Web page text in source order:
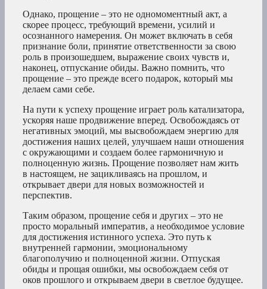
Однако, прощение – это не одномоментный акт, а
скорее процесс, требующий времени, усилий и
осознанного намерения. Он может включать в себя
признание боли, принятие ответственности за свою
роль в произошедшем, выражение своих чувств и,
наконец, отпускание обиды. Важно помнить, что
прощение – это прежде всего подарок, который мы
делаем сами себе.
На пути к успеху прощение играет роль катализатора,
ускоряя наше продвижение вперед. Освобождаясь от
негативных эмоций, мы высвобождаем энергию для
достижения наших целей, улучшаем наши отношения
с окружающими и создаем более гармоничную и
полноценную жизнь. Прощение позволяет нам жить
в настоящем, не зацикливаясь на прошлом, и
открывает двери для новых возможностей и
перспектив.
Таким образом, прощение себя и других – это не
просто моральный императив, а необходимое условие
для достижения истинного успеха. Это путь к
внутренней гармонии, эмоциональному
благополучию и полноценной жизни. Отпуская
обиды и прощая ошибки, мы освобождаем себя от
оков прошлого и открываем двери в светлое будущее.